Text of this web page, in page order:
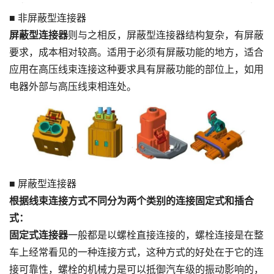
■ 非屏蔽型连接器
屏蔽型连接器则与之相反，屏蔽型连接器结构复杂，有屏蔽
要求，成本相对较高。适用于必须有屏蔽功能的地方，适合
应用在高压线束连接这种要求具有屏蔽功能的部位上，如用
电器外部与高压线束相连处。
■ 屏蔽型连接器
根据线束连接方式不同分为两个类别的连接固定式和插合
式：
固定式连接器一般都是以螺栓直接连接的，螺栓连接是在整
车上经常看见的一种连接方式，这种方式的好处在于它的连
接可靠性，螺栓的机械力是可以抵御汽车级的振动影响的，